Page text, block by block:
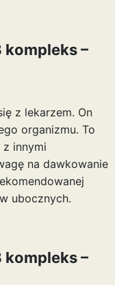
–
z lekarzem. On
organizmu. To
z innymi
na dawkowanie
ubocznych.
–